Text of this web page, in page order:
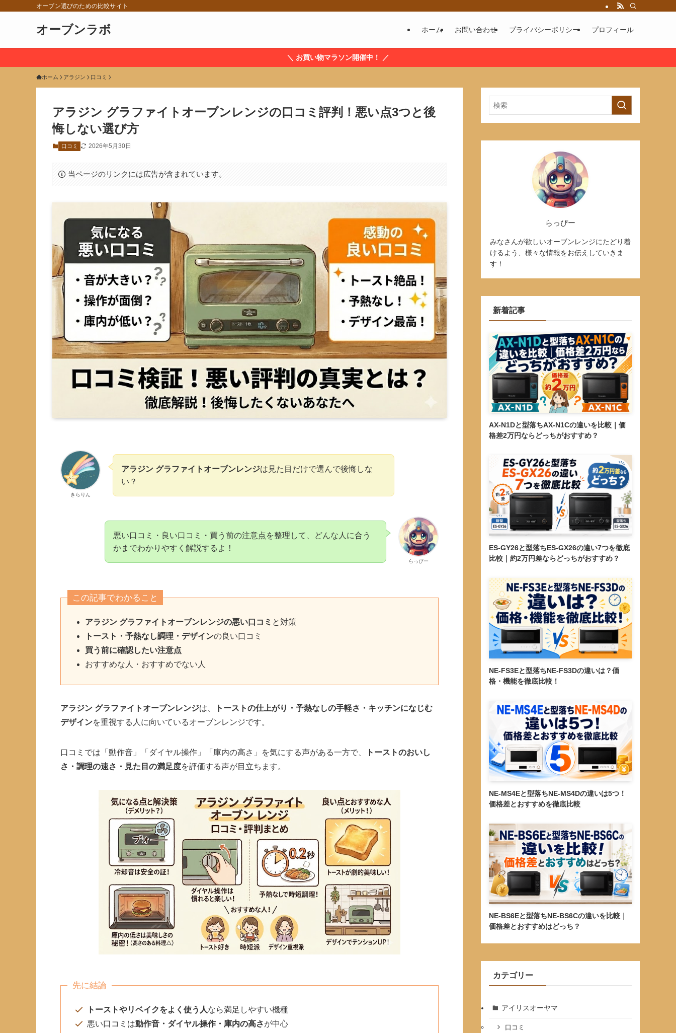
オーブン選びのための比較サイト
オーブンラボ ホーム お問い合わせ プライバシーポリシー プロフィール
＼ お買い物マラソン開催中！ ／
ホーム アラジン 口コミ
アラジン グラファイトオーブンレンジの口コミ評判！悪い点3つと後
悔しない選び方
口コミ 2026年5月30日
当ページのリンクには広告が含まれています。
きらりん
アラジン グラファイトオーブンレンジは見た目だけで選んで後悔しな
い？
らっぴー
悪い口コミ・良い口コミ・買う前の注意点を整理して、どんな人に合う
かまでわかりやすく解説するよ！
この記事でわかること
アラジン グラファイトオーブンレンジの悪い口コミ と対策
トースト・予熱なし調理・デザインの良い口コミ
買う前に確認したい注意点
おすすめな人・おすすめでない人
アラジン グラファイトオーブンレンジは、
トーストの仕上がり・予熱なしの手軽さ・キッチンになじむ
デザインを重視する人に向いているオーブンレンジです。
口コミでは「動作音」「ダイヤル操作」「庫内の高さ」を気にする声がある一方で、
トーストのおいし
さ・調理の速さ・見た目の満足度を評価する声が目立ちます。
先に結論
トーストやリベイクをよく使う人なら満足しやすい機種
悪い口コミは動作音・ダイヤル操作・庫内の高さが中心
らっぴー
みなさんが欲しいオーブンレンジにたどり着
けるよう、様々な情報をお伝えしていきま
す！
新着記事
AX-N1Dと型落ちAX-N1Cの違いを比較｜価
格差2万円ならどっちがおすすめ？
ES-GY26と型落ちES-GX26の違い7つを徹底
比較｜約2万円差ならどっちがおすすめ？
NE-FS3Eと型落ちNE-FS3Dの違いは？価
格・機能を徹底比較！
NE-MS4Eと型落ちNE-MS4Dの違いは5つ！
価格差とおすすめを徹底比較
NE-BS6Eと型落ちNE-BS6Cの違いを比較｜
価格差とおすすめはどっち？
カテゴリー
アイリスオーヤマ
口コミ